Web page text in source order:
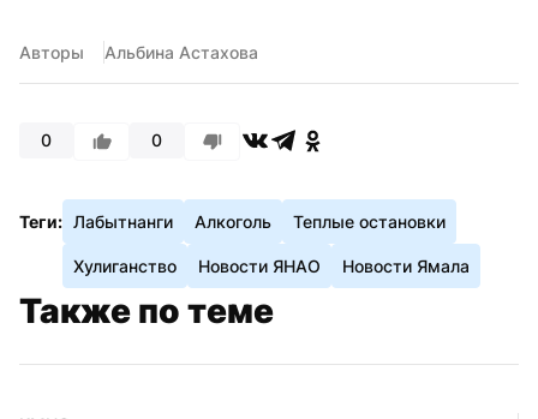
Авторы Альбина Астахова
0 0
Теги: Лабытнанги Алкоголь Теплые остановки
Хулиганство Новости ЯНАО Новости Ямала
Также по теме